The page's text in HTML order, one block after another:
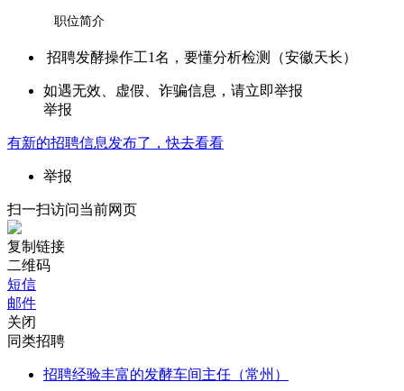
职位简介
招聘发酵操作工1名，要懂分析检测（安徽天长）
如遇无效、虚假、诈骗信息，请立即举报
举报
有新的招聘信息发布了，快去看看
举报
扫一扫访问当前网页
复制链接
二维码
短信
邮件
关闭
同类招聘
招聘经验丰富的发酵车间主任（常州）